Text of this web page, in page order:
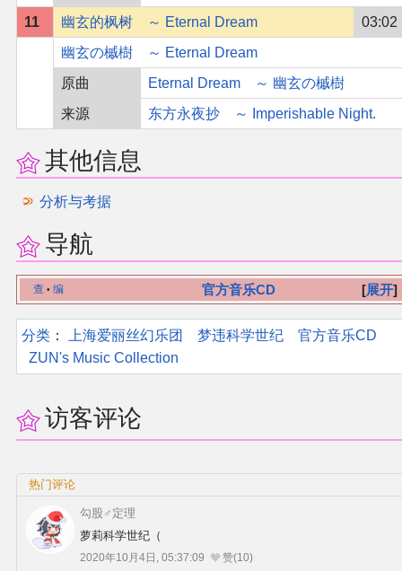
11
幽玄的枫树 ～ Eternal Dream
03:02
幽玄の槭樹 ～ Eternal Dream
原曲
Eternal Dream ～ 幽玄の槭樹
来源
东方永夜抄 ～ Imperishable Night.
其他信息
分析与考据
导航
展开
查 • 编 官方音乐CD
分类 ：​ 上海爱丽丝幻乐团 梦违科学世纪
官方音乐CD
ZUN's Music Collection
访客评论
热门评论
勾股♂定理
萝莉科学世纪（
2020年10月4日, 05:37:09 赞(10)